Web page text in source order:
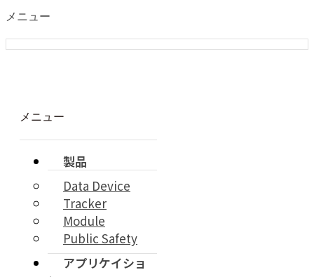
メニュー
メニュー
製品
Data Device
Tracker
Module
Public Safety
アプリケイショ